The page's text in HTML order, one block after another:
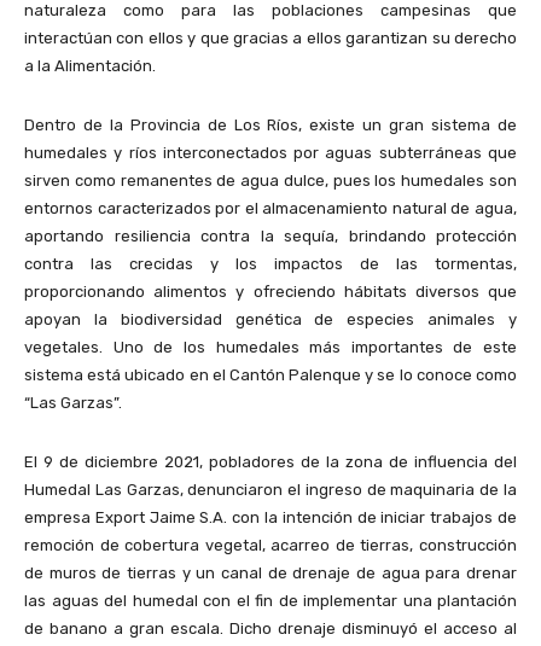
naturaleza como para las poblaciones campesinas que
interactúan con ellos y que gracias a ellos garantizan su derecho
a la Alimentación.
Dentro de la Provincia de Los Ríos, existe un gran sistema de
humedales y ríos interconectados por aguas subterráneas que
sirven como remanentes de agua dulce, pues los humedales son
entornos caracterizados por el almacenamiento natural de agua,
aportando resiliencia contra la sequía, brindando protección
contra las crecidas y los impactos de las tormentas,
proporcionando alimentos y ofreciendo hábitats diversos que
apoyan la biodiversidad genética de especies animales y
vegetales. Uno de los humedales más importantes de este
sistema está ubicado en el Cantón Palenque y se lo conoce como
“Las Garzas”.
El 9 de diciembre 2021, pobladores de la zona de influencia del
Humedal Las Garzas, denunciaron el ingreso de maquinaria de la
empresa Export Jaime S.A. con la intención de iniciar trabajos de
remoción de cobertura vegetal, acarreo de tierras, construcción
de muros de tierras y un canal de drenaje de agua para drenar
las aguas del humedal con el fin de implementar una plantación
de banano a gran escala. Dicho drenaje disminuyó el acceso al